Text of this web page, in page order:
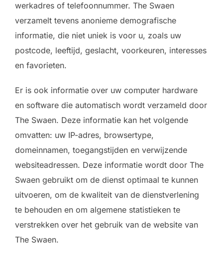
werkadres of telefoonnummer. The Swaen
verzamelt tevens anonieme demografische
informatie, die niet uniek is voor u, zoals uw
postcode, leeftijd, geslacht, voorkeuren, interesses
en favorieten.
Er is ook informatie over uw computer hardware
en software die automatisch wordt verzameld door
The Swaen. Deze informatie kan het volgende
omvatten: uw IP-adres, browsertype,
domeinnamen, toegangstijden en verwijzende
websiteadressen. Deze informatie wordt door The
Swaen gebruikt om de dienst optimaal te kunnen
uitvoeren, om de kwaliteit van de dienstverlening
te behouden en om algemene statistieken te
verstrekken over het gebruik van de website van
The Swaen.